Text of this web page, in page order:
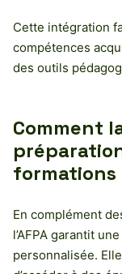
Cette intégration
compétences
des outils
Comment
En complément
l’AFPA garantit
personnalisée.